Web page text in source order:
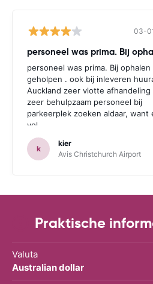
03-
personeel was prima. Bij
personeel was prima. Bij ophalen
geholpen . ook bij inleveren
Auckland zeer vlotte afhandeling
zeer behulpzaam personeel bij
parkeerplek zoeken aldaar, want
vol.
k
kier
Avis Christchurch Airport
Praktische
Valuta
Australian dollar